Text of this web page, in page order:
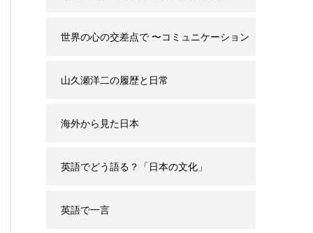
世界の心の交差点で 〜コミュニケーション
と誤解の背景〜
山久瀬洋二の履歴と日常
海外から見た日本
英語でどう語る？「日本の文化」
英語で一言